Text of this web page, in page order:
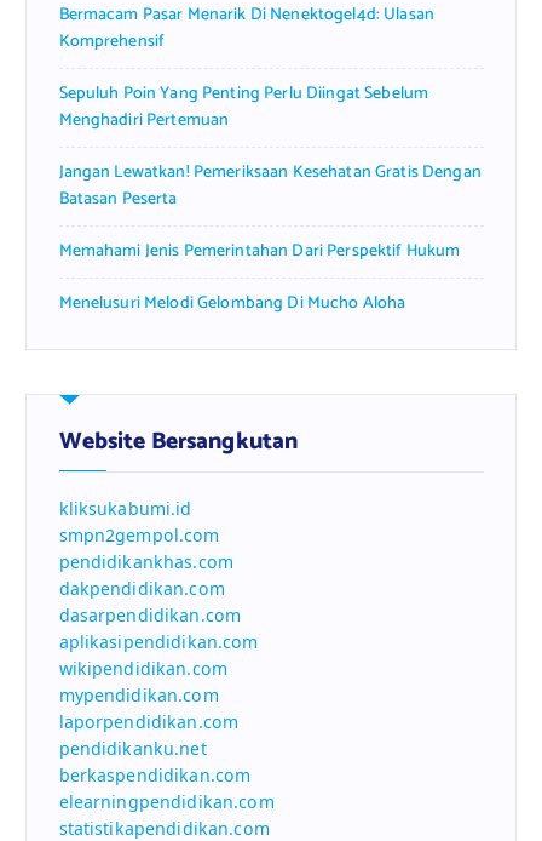
:Bermacam Pasar Menarik Di Nenektogel4d: Ulasan
Komprehensif
Sepuluh Poin Yang Penting Perlu Diingat Sebelum
Menghadiri Pertemuan
Jangan Lewatkan! Pemeriksaan Kesehatan Gratis Dengan
Batasan Peserta
Memahami Jenis Pemerintahan Dari Perspektif Hukum
Menelusuri Melodi Gelombang Di Mucho Aloha
Website Bersangkutan
kliksukabumi.id
smpn2gempol.com
pendidikankhas.com
dakpendidikan.com
dasarpendidikan.com
aplikasipendidikan.com
wikipendidikan.com
mypendidikan.com
laporpendidikan.com
pendidikanku.net
berkaspendidikan.com
elearningpendidikan.com
statistikapendidikan.com